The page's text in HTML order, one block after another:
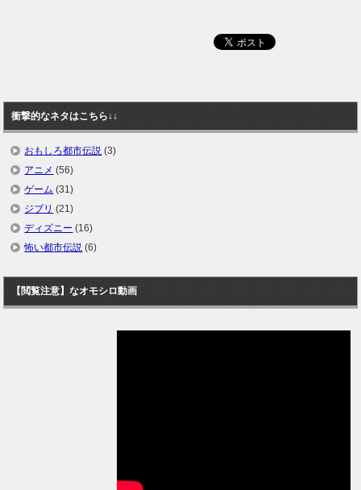
衝撃的なネタはこちら↓↓
おもしろ都市伝説 (3)
アニメ (56)
ゲーム (31)
ジブリ (21)
ディズニー (16)
怖い都市伝説 (6)
【閲覧注意】なオモシロ動画